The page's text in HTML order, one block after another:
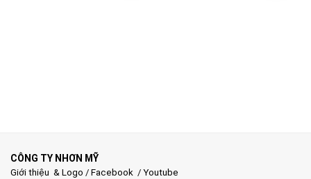
CÔNG TY NHƠN MỸ
Giới thiệu & Logo / Facebook / Youtube